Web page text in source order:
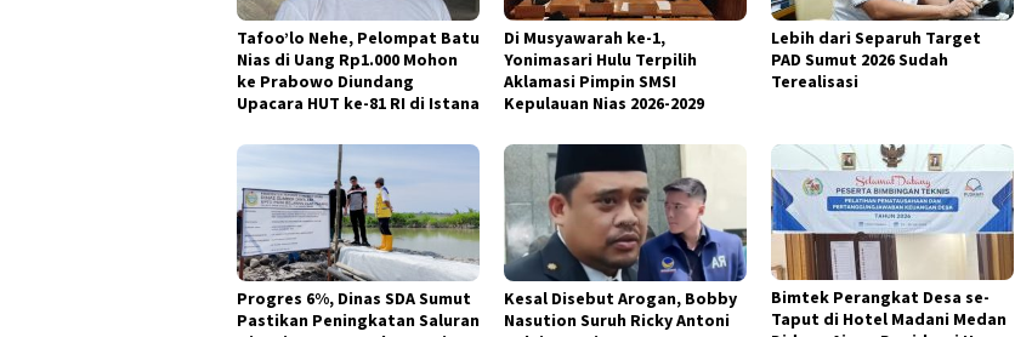
Tafoo’lo Nehe, Pelompat Batu
Nias di Uang Rp1.000 Mohon
ke Prabowo Diundang
Upacara HUT ke-81 RI di Istana
Di Musyawarah ke-1,
Yonimasari Hulu Terpilih
Aklamasi Pimpin SMSI
Kepulauan Nias 2026-2029
Lebih dari Separuh Target
PAD Sumut 2026 Sudah
Terealisasi
Progres 6%, Dinas SDA Sumut
Pastikan Peningkatan Saluran
Kesal Disebut Arogan, Bobby
Nasution Suruh Ricky Antoni
Bimtek Perangkat Desa se-
Taput di Hotel Madani Medan